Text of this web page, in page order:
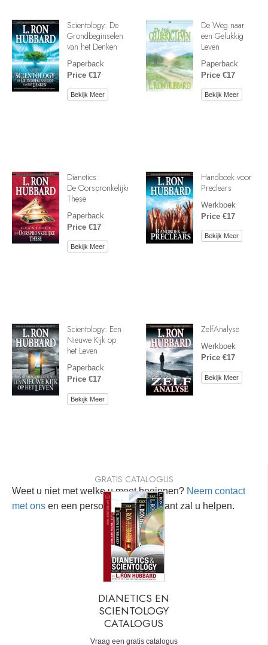
Scientology: De
Grondbeginselen
van het Denken
Paperback
Price €17
Bekijk Meer
De Weg naar
een Gelukkig
Leven
Paperback
Price €17
Bekijk Meer
Dianetics:
De Oorspronkelijke
These
Paperback
Price €17
Bekijk Meer
Handboek voor
Preclears
Werkboek
Price €17
Bekijk Meer
Scientology: Een
Nieuwe Kijk op
het Leven
Paperback
Price €17
Bekijk Meer
ZelfAnalyse
Werkboek
Price €17
Bekijk Meer
Weet u niet met welke u moet beginnen? Neem contact
met ons en een persoonlijke consultant zal u helpen.
GRATIS CATALOGUS
DIANETICS EN
SCIENTOLOGY
CATALOGUS
Vraag een gratis catalogus